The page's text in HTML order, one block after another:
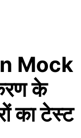
Mock
के
का टेस्ट